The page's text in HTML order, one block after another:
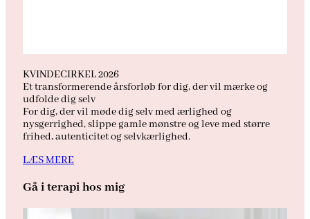
KVINDECIRKEL 2026
Et transformerende årsforløb for dig, der vil mærke og
udfolde dig selv
For dig, der vil møde dig selv med ærlighed og
nysgerrighed, slippe gamle mønstre og leve med større
frihed, autenticitet og selvkærlighed.
LÆS MERE
Gå i terapi hos mig